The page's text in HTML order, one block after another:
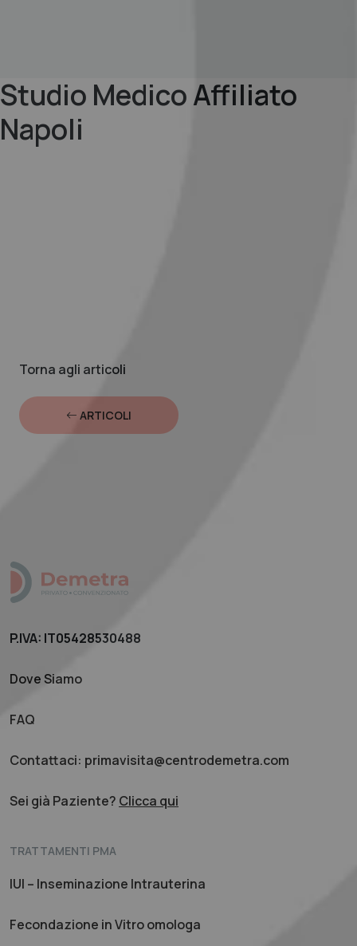
Studio Medico Affiliato
Napoli
Torna agli articoli
ARTICOLI
P.IVA: IT05428530488
Dove Siamo
FAQ
Contattaci: primavisita@centrodemetra.com
Sei già Paziente? Clicca qui
TRATTAMENTI PMA
IUI – Inseminazione Intrauterina
Fecondazione in Vitro omologa